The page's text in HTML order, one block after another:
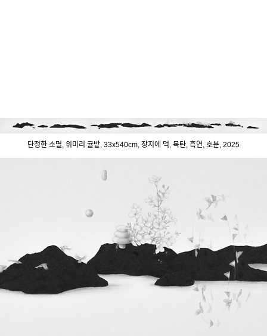
단정한 소멸, 위미리 귤밭, 33x540cm, 장지에 먹, 목탄, 흑연, 호분, 2025